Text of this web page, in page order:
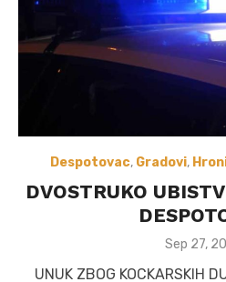
Despotovac, Gradovi,
DVOSTRUKO
Posted
Sep 27,
UNUK ZBOG KOCKARSKIH